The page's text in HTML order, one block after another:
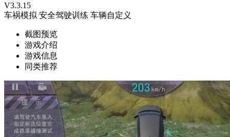
V3.3.15
车祸模拟 安全驾驶训练 车辆自定义
截图预览
游戏介绍
游戏信息
同类推荐